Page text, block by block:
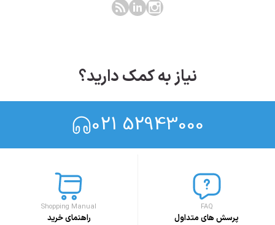
نیاز به کمک دارید؟
021 52943000
FAQ
پرسش های متداول
Shopping Manual
راهنمای خرید